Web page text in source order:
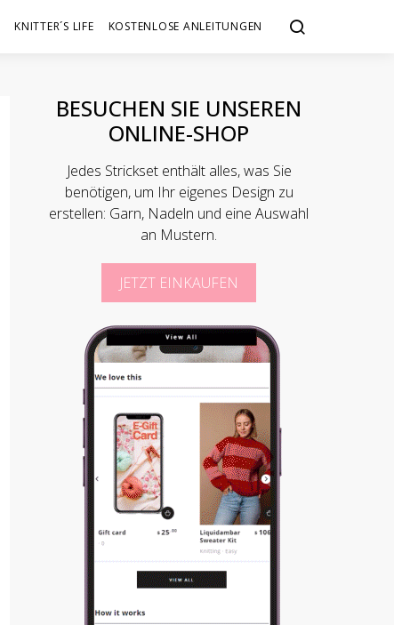
KNITTER´S LIFE KOSTENLOSE ANLEITUNGEN
BESUCHEN SIE UNSEREN
ONLINE-SHOP
Jedes Strickset enthält alles, was Sie
benötigen, um Ihr eigenes Design zu
erstellen: Garn, Nadeln und eine Auswahl
an Mustern.
JETZT EINKAUFEN